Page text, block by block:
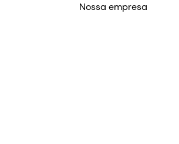
Nossa empresa